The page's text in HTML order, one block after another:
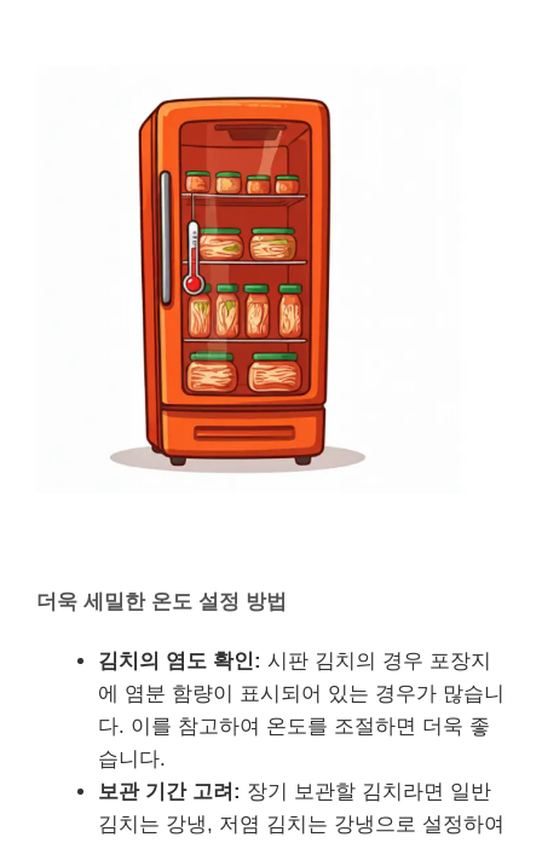
더욱 세밀한 온도 설정 방법
김치의 염도 확인: 시판 김치의 경우 포장지
에 염분 함량이 표시되어 있는 경우가 많습니
다. 이를 참고하여 온도를 조절하면 더욱 좋
습니다.
보관 기간 고려: 장기 보관할 김치라면 일반
김치는 강냉, 저염 김치는 강냉으로 설정하여